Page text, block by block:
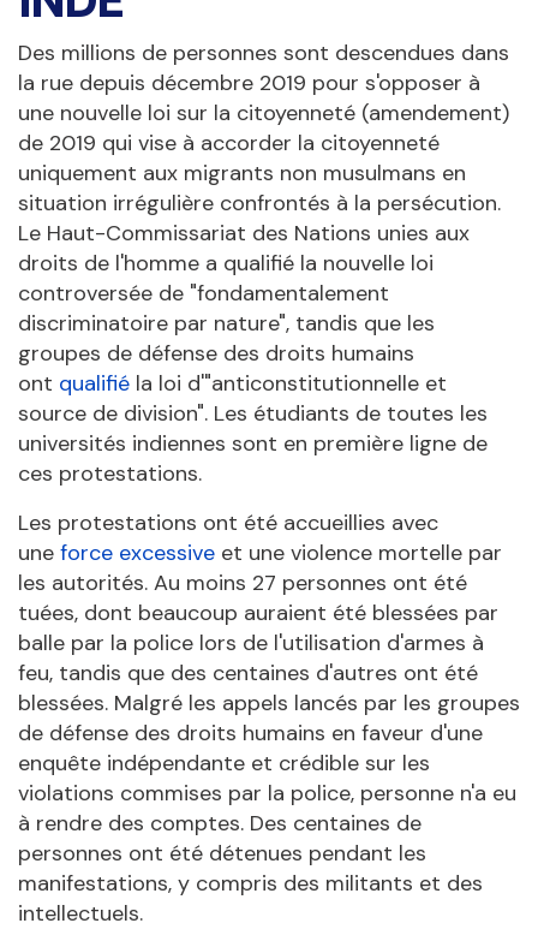
Des millions de personnes sont descendues dans
la rue depuis décembre 2019 pour s'opposer à
une nouvelle loi sur la citoyenneté (amendement)
de 2019 qui vise à accorder la citoyenneté
uniquement aux migrants non musulmans en
situation irrégulière confrontés à la persécution.
Le Haut-Commissariat des Nations unies aux
droits de l'homme a qualifié la nouvelle loi
controversée de "fondamentalement
discriminatoire par nature", tandis que les
groupes de défense des droits humains
ont qualifié la loi d'"anticonstitutionnelle et
source de division". Les étudiants de toutes les
universités indiennes sont en première ligne de
ces protestations.
Les protestations ont été accueillies avec
une force excessive et une violence mortelle par
les autorités. Au moins 27 personnes ont été
tuées, dont beaucoup auraient été blessées par
balle par la police lors de l'utilisation d'armes à
feu, tandis que des centaines d'autres ont été
blessées. Malgré les appels lancés par les groupes
de défense des droits humains en faveur d'une
enquête indépendante et crédible sur les
violations commises par la police, personne n'a eu
à rendre des comptes. Des centaines de
personnes ont été détenues pendant les
manifestations, y compris des militants et des
intellectuels.